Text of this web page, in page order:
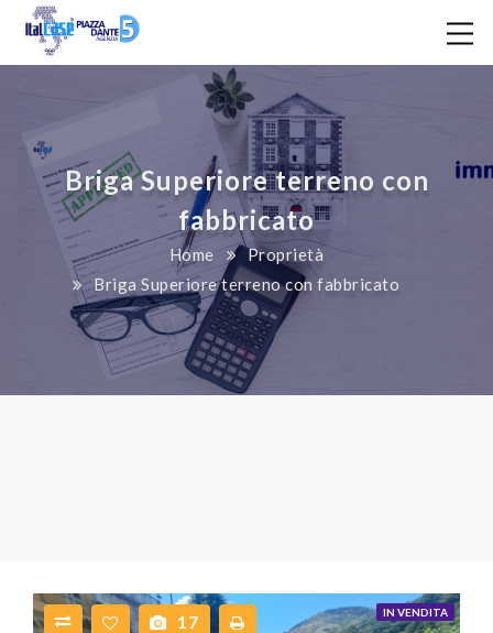
Briga Superiore terreno con
fabbricato
Home
Proprietà
Briga Superiore terreno con fabbricato
17 IN VENDITA